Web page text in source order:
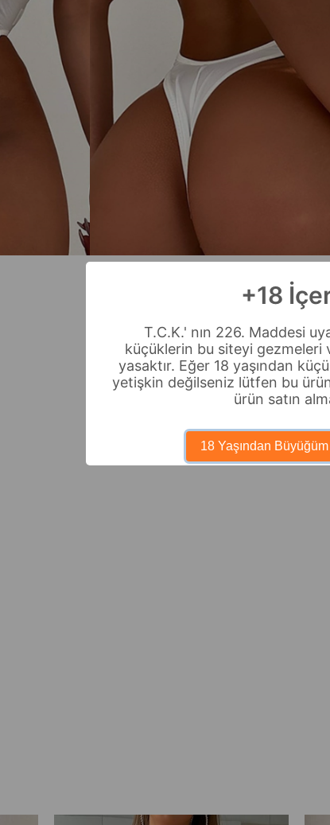
+18
T.C.K.' nın 226. Maddesi
küçüklerin bu siteyi gezmeleri
yasaktır. Eğer 18 yaşından
yetişkin değilseniz lütfen bu
ürün satın
18 Yaşından Büyüğüm